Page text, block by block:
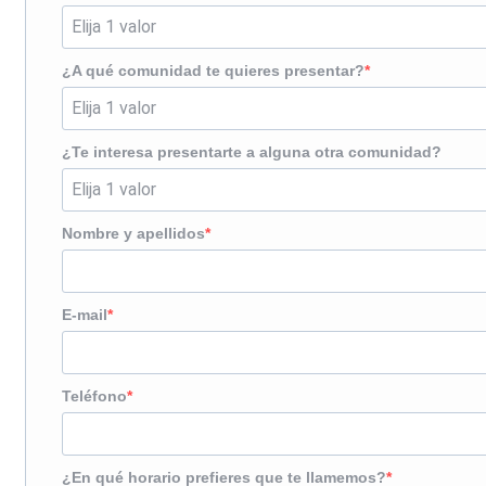
¿A qué comunidad te quieres presentar?
¿Te interesa presentarte a alguna otra comunidad?
Nombre y apellidos
E-mail
Teléfono
¿En qué horario prefieres que te llamemos?